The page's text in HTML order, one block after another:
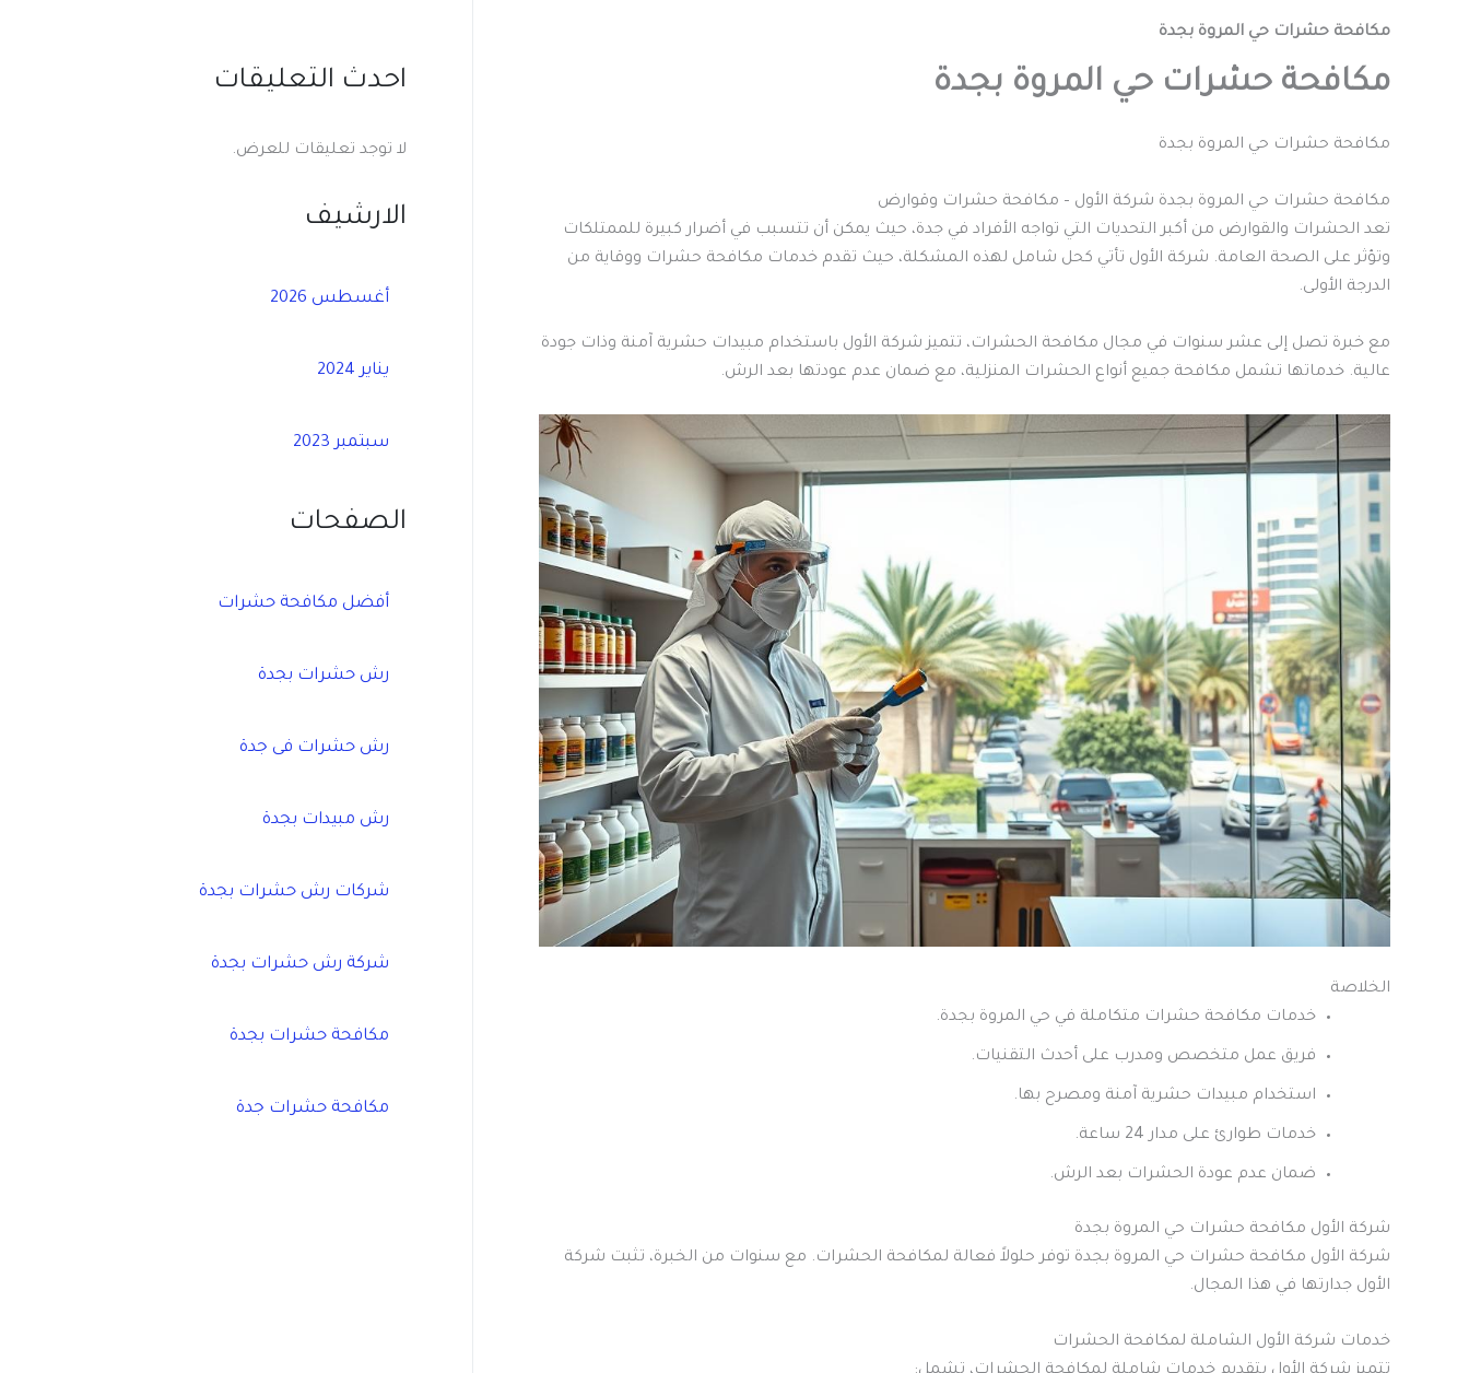
مكافحة حشرات حي المروة بجدة
مكافحة حشرات حي المروة بجدة
مكافحة حشرات حي المروة بجدة
مكافحة حشرات حي المروة بجدة شركة الأول – مكافحة حشرات وقوارض
تعد الحشرات والقوارض من أكبر التحديات التي تواجه الأفراد في جدة، حيث يمكن أن تتسبب في أضرار كبيرة للممتلكات
وتؤثر على الصحة العامة. شركة الأول تأتي كحل شامل لهذه المشكلة، حيث تقدم خدمات مكافحة حشرات ووقاية من
الدرجة الأولى.
مع خبرة تصل إلى عشر سنوات في مجال مكافحة الحشرات، تتميز شركة الأول باستخدام مبيدات حشرية آمنة وذات جودة
عالية. خدماتها تشمل مكافحة جميع أنواع الحشرات المنزلية، مع ضمان عدم عودتها بعد الرش.
الخلاصة
خدمات مكافحة حشرات متكاملة في حي المروة بجدة.
فريق عمل متخصص ومدرب على أحدث التقنيات.
استخدام مبيدات حشرية آمنة ومصرح بها.
خدمات طوارئ على مدار 24 ساعة.
ضمان عدم عودة الحشرات بعد الرش.
شركة الأول مكافحة حشرات حي المروة بجدة
شركة الأول مكافحة حشرات حي المروة بجدة توفر حلولاً فعالة لمكافحة الحشرات. مع سنوات من الخبرة، تثبت شركة
الأول جدارتها في هذا المجال.
خدمات شركة الأول الشاملة لمكافحة الحشرات
احدث التعليقات
لا توجد تعليقات للعرض.
الارشيف
أغسطس 2026
يناير 2024
سبتمبر 2023
الصفحات
أفضل مكافحة حشرات
رش حشرات بجدة
رش حشرات فى جدة
رش مبيدات بجدة
شركات رش حشرات بجدة
شركة رش حشرات بجدة
مكافحة حشرات بجدة
مكافحة حشرات جدة